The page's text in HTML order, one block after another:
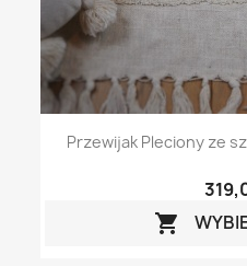
Przewijak Pleciony ze
